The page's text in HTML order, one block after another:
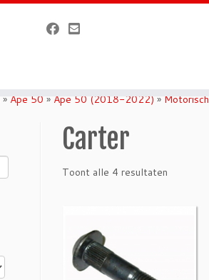
» Ape 50 » Ape 50 (2018-2022) » Motorisch
Carter
Toont alle 4 resultaten